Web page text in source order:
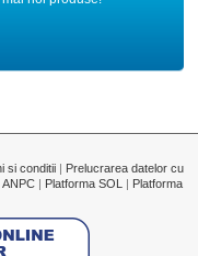
si conditii | Prelucrarea datelor cu
ANPC | Platforma SOL | Platforma